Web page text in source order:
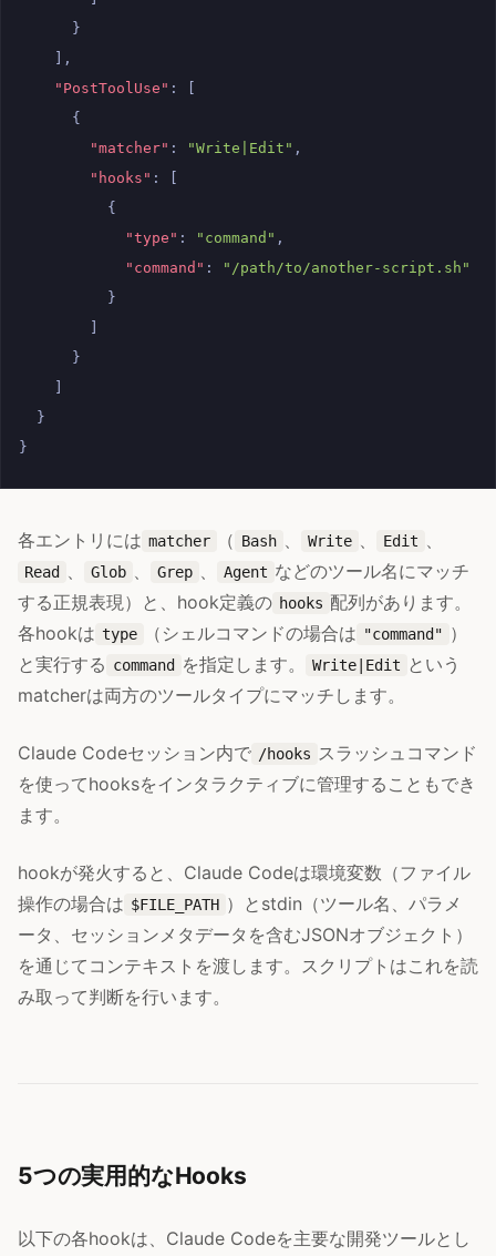
}
],
"PostToolUse" :
{
"matcher" : "Write|Edit" ,
"hooks" :
{
"type" : "command" ,
"command" :
"/path/to/another-script.sh"
}
}
}
}
各エントリには matcher （ Bash 、 Write 、 Edit 、
Read 、 Glob 、 Grep 、 Agent などのツール名にマッチ
する正規表現）と、hook定義の hooks 配列があります。
各hookは type （シェルコマンドの場合は "command" ）
と実行する command を指定します。 Write|Edit
という
matcherは両方のツールタイプにマッチします。
Claude Codeセッション内で /hooks スラッシュコマンド
を使ってhooksをインタラクティブに管理することもでき
ます。
hookが発火すると、Claude Codeは環境変数（ファイル
操作の場合は $FILE_PATH ）とstdin（ツール名、パラメ
ータ、セッションメタデータを含むJSONオブジェクト）
を通じてコンテキストを渡します。スクリプトはこれを読
み取って判断を行います。
5つの実用的なHooks
以下の各hookは、Claude Codeを主要な開発ツールとし